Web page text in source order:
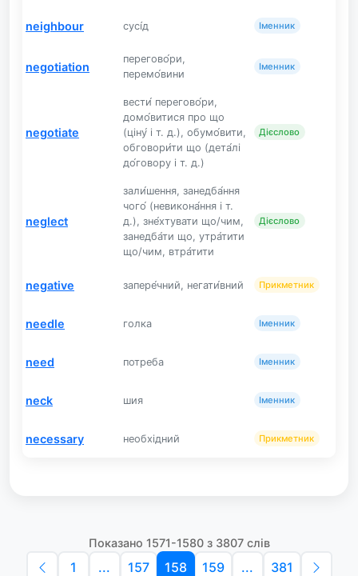
neighbour сусі́д Іменник
negotiation
перегово́ри,
перемо́вини
Іменник
negotiate
вести́ перегово́ри,
домо́витися про що
(ціну́ і т. д.), обумо́вити,
обговори́ти що (дета́лі
до́говору і т. д.)
Дієслово
neglect
зали́шення, занедба́ння
чого́ (невикона́ння і т.
д.), зне́хтувати що/чим,
занедба́ти що, утра́тити
що/чим, втра́тити
Дієслово
negative запере́чний, негати́вний Прикметник
needle голка Іменник
need потреба Іменник
neck шия Іменник
necessary необхідний Прикметник
Показано 1571-1580 з 3807 слів
1 ... 157 158 159 ... 381